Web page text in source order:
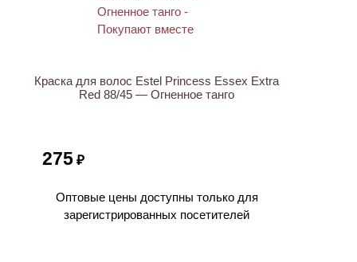
Краска для волос Estel Princess Essex Extra
Red 88/45 — Огненное танго
275 ₽
Оптовые цены доступны только для
зарегистрированных посетителей